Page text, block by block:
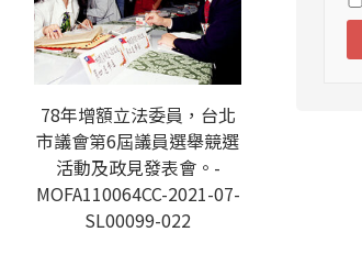
78年增額立法委員，台北
市議會第6屆議員選舉競選
活動及政見發表會。-
MOFA110064CC-2021-07-
SL00099-022